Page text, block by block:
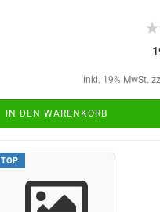
inkl. 19% MwSt.
IN DEN WARENKORB
TOP